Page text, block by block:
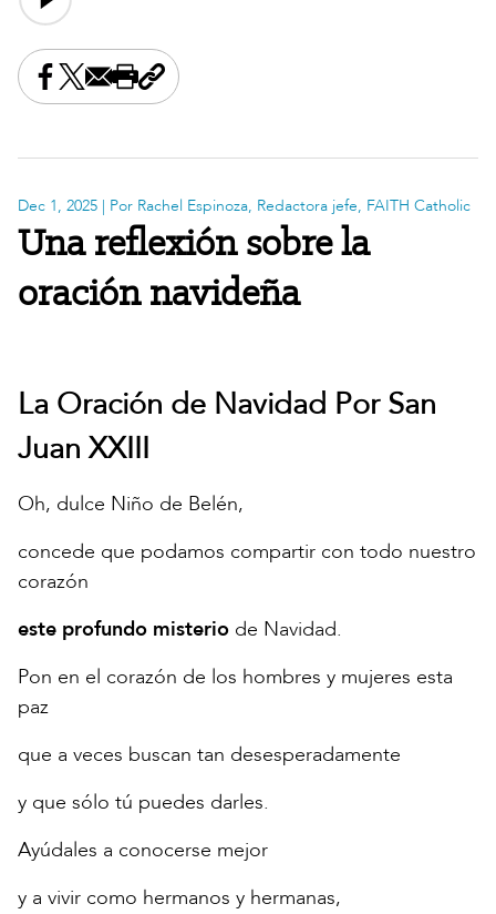
Share this on Facebook
Share this on X
Share this by email
Print this page
Copy the page address
Dec 1, 2025 | Por Rachel Espinoza, Redactora jefe, FAITH Catholic
Una reflexión sobre la
oración navideña
La Oración de Navidad Por San
Juan XXIII
Oh, dulce Niño de Belén,
concede que podamos compartir con todo nuestro
corazón
este profundo misterio de Navidad.
Pon en el corazón de los hombres y mujeres esta
paz
que a veces buscan tan desesperadamente
y que sólo tú puedes darles.
Ayúdales a conocerse mejor
y a vivir como hermanos y hermanas,